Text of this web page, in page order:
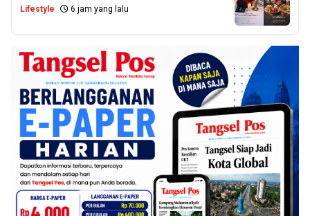
Lifestyle 6 jam yang lalu